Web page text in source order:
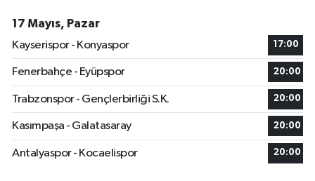
17 Mayıs, Pazar
Kayserispor - Konyaspor
17:00
Fenerbahçe - Eyüpspor 20:00
Trabzonspor - Gençlerbirliği S.K. 20:00
Kasımpaşa - Galatasaray 20:00
Antalyaspor - Kocaelispor 20:00